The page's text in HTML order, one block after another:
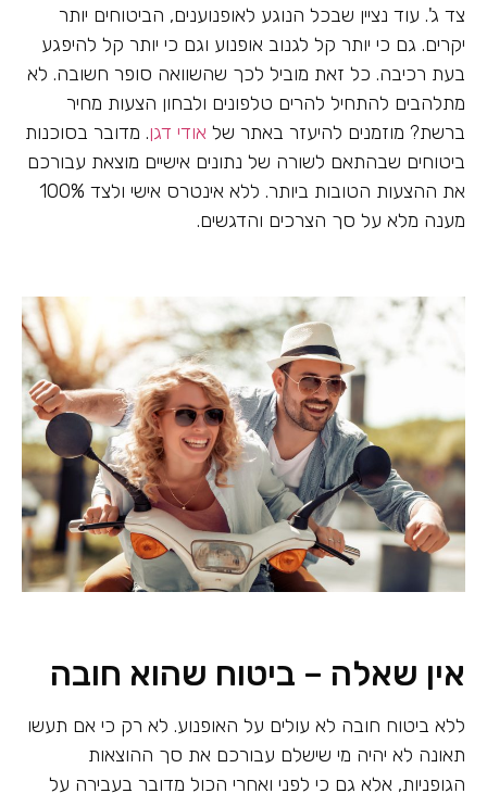
צד ג'. עוד נציין שבכל הנוגע לאופנוענים, הביטוחים יותר
יקרים. גם כי יותר קל לגנוב אופנוע וגם כי יותר קל להיפגע
בעת רכיבה. כל זאת מוביל לכך שהשוואה סופר חשובה. לא
מתלהבים להתחיל להרים טלפונים ולבחון הצעות מחיר
ברשת? מוזמנים להיעזר באתר של אודי דגן. מדובר בסוכנות
ביטוחים שבהתאם לשורה של נתונים אישיים מוצאת עבורכם
את ההצעות הטובות ביותר. ללא אינטרס אישי ולצד 100%
מענה מלא על סך הצרכים והדגשים.
אין שאלה – ביטוח שהוא חובה
ללא ביטוח חובה לא עולים על האופנוע. לא רק כי אם תעשו
תאונה לא יהיה מי שישלם עבורכם את סך ההוצאות
הגופניות, אלא גם כי לפני ואחרי הכול מדובר בעבירה על